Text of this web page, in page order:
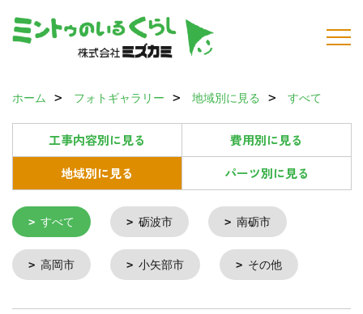
ホーム フォトギャラリー 地域別に見る すべて
工事内容別に見る
費用別に見る
地域別に見る
パーツ別に見る
すべて 砺波市 南砺市
高岡市 小矢部市 その他